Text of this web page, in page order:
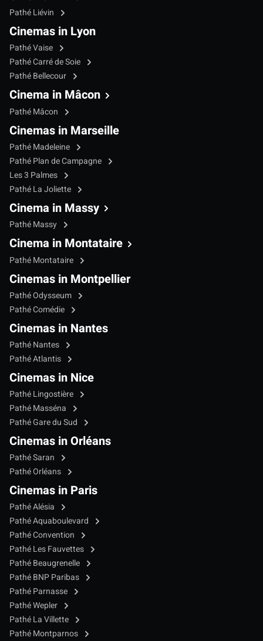
Pathé Liévin
Cinemas in Lyon
Pathé Vaise
Pathé Carré de Soie
Pathé Bellecour
Cinema in Mâcon
Pathé Mâcon
Cinemas in Marseille
Pathé Madeleine
Pathé Plan de Campagne
Les 3 Palmes
Pathé La Joliette
Cinema in Massy
Pathé Massy
Cinema in Montataire
Pathé Montataire
Cinemas in Montpellier
Pathé Odysseum
Pathé Comédie
Cinemas in Nantes
Pathé Nantes
Pathé Atlantis
Cinemas in Nice
Pathé Lingostière
Pathé Masséna
Pathé Gare du Sud
Cinemas in Orléans
Pathé Saran
Pathé Orléans
Cinemas in Paris
Pathé Alésia
Pathé Aquaboulevard
Pathé Convention
Pathé Les Fauvettes
Pathé Beaugrenelle
Pathé BNP Paribas
Pathé Parnasse
Pathé Wepler
Pathé La Villette
Pathé Montparnos